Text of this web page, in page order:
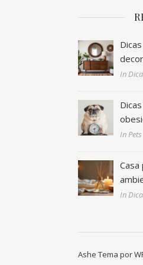
In
In Pets
In
Ashe Tema por